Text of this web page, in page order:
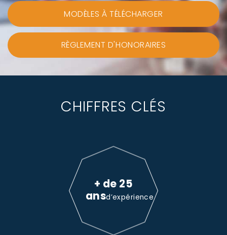
MODÈLES À TÉLÉCHARGER
RÈGLEMENT D'HONORAIRES
CHIFFRES CLÉS
+ de 25
ansd’expérience